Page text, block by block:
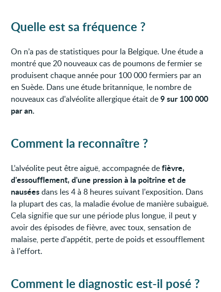
Quelle est sa fréquence ?
On n’a pas de statistiques pour la Belgique. Une étude a
montré que 20 nouveaux cas de poumons de fermier se
produisent chaque année pour 100 000 fermiers par an
en Suède. Dans une étude britannique, le nombre de
nouveaux cas d'alvéolite allergique était de9 sur 100 000
par an.
Comment la reconnaître ?
L’alvéolite peut être aiguë, accompagnée defièvre,
d'essoufflement, d'une pression à la poitrine et de
nauséesdans les 4 à 8 heures suivant l'exposition. Dans
la plupart des cas, la maladie évolue de manière subaiguë.
Cela signifie que sur une période plus longue, il peut y
avoir des épisodes de fièvre, avec toux, sensation de
malaise, perte d'appétit, perte de poids et essoufflement
à l'effort.
Comment le diagnostic est-il posé ?